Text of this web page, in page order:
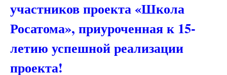
участников проекта «Школа
Росатома», приуроченная к 15-
летию успешной реализации
проекта!